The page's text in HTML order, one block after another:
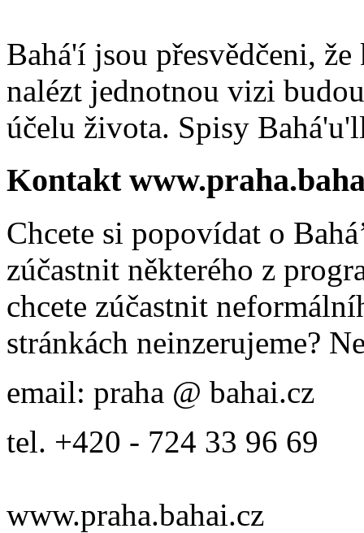
Bahá'í jsou přesvědčeni,
nalézt jednotnou vizi
účelu života. Spisy
Kontakt
Chcete si popovídat o
zúčastnit některého z
chcete zúčastnit
stránkách neinzerujeme?
email: praha @ bahai.cz
tel. +420 - 724 33 96 69
www.praha.bahai.cz